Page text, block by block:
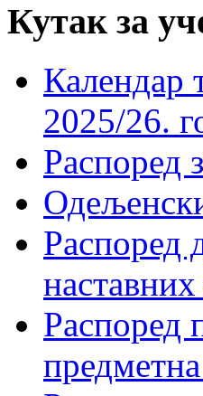
Кутак за
Календар
2025/26.
Распоред
Распоред
Распоред